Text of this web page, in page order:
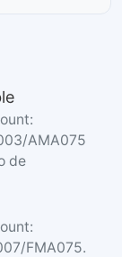
AMA075
de
FMA075.